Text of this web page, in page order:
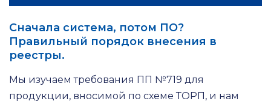
Сначала система, потом ПО?
Правильный порядок внесения в
реестры.
Мы изучаем требования ПП №719 для
продукции, вносимой по схеме ТОРП, и нам